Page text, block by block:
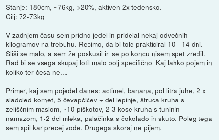
Stanje: 180cm, ~76kg, >20%, aktiven 2x tedensko.
Cilj: 72-73kg
V zadnjem času sem pridno jedel in pridelal nekaj odvečnih
kilogramov na trebuhu. Recimo, da bi tole prakticiral 10 - 14 dni.
Sliši se malo, a sem že poskusil in se po koncu nisem spet zredil.
Rad bi se vsega skupaj lotil malo bolj specifično. Kaj lahko pojem in
koliko ter česa ne....
Primer, kaj sem pojedel danes: actimel, banana, pol litra juhe, 2 x
sladoled kornet, 5 čevapčičev + del lepinje, štruca kruha s
zeliščnim maslom, ~10 piškotov, 2-3 kose kruha s tuninin
namazom, 1-2 dcl mleka, palačinka s čokolado in skuto. Poleg tega
sem spil kar precej vode. Drugega skoraj ne pijem.